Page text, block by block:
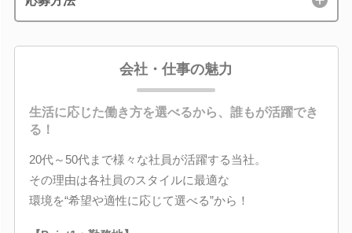
会社・仕事の魅力
生活に応じた働き方を選べるから、誰もが活躍でき
る！
20代～50代まで様々な社員が活躍する当社。
その理由は各社員のスタイルに最適な
環境を“希望や適性に応じて選べる”から！